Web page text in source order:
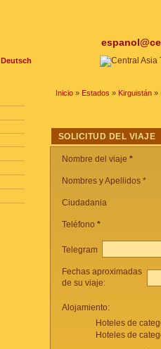
Deutsch
Inicio » Estados » Kirguistán »
SOLICITUD DEL VIAJE
Nombre del viaje *
Nombres y Apellidos *
Ciudadania
Teléfono *
Telegram
Fechas aproximadas
de su viaje:
Alojamiento:
Hoteles de
Hoteles de